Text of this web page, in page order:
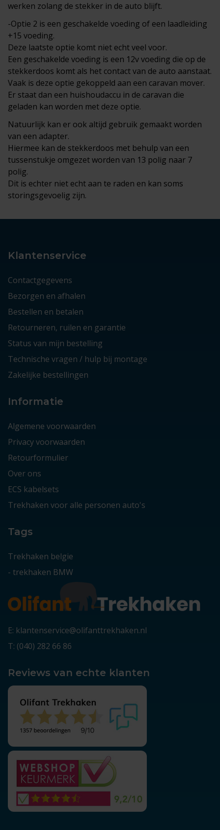
werken zolang de stekker in de auto blijft.
-Optie 2 is een geschakelde voeding of een laadleiding
+15 voeding.
Deze laatste optie komt niet echt veel voor.
Een geschakelde voeding is een 12v voeding die op de
stekkerdoos komt als het contact van de auto aanstaat.
Vaak is deze optie gekoppeld aan een caravan mover.
Er staat dan een huishoudaccu in de caravan die
geladen kan worden met deze optie.
Natuurlijk kan er ook altijd gebruik gemaakt worden
van een adapter.
Hiermee kan de stekkerdoos met behulp van een
tussenstukje omgezet worden van 13 polig naar 7
polig.
Dit is echter niet echt aan te raden en kan soms
storingsgevoelig zijn.
Klantenservice
Contactgegevens
Bezorgen en afhalen
Bestellen en betalen
Retourneren, ruilen en garantie
Status van mijn bestelling
Technische vragen / hulp bij montage
Zakelijke bestellingen
Informatie
Algemene voorwaarden
Privacy voorwaarden
Retourformulier
Over ons
ECS kabelsets
Trekhaken voor alle personen auto's
Tags
Trekhaken belgie
- trekhaken BMW
E: klantenservice@olifanttrekhaken.nl
T: (040) 282 66 86
Reviews van echte klanten